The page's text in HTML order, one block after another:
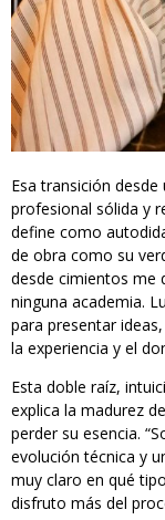
Esa transición
profesional sólida y
define como
de obra como su
desde cimientos me
ninguna academia.
para presentar
la experiencia y el
Esta doble raíz,
explica la madurez
perder su esencia.
evolución técnica y
muy claro en qué
disfruto más del